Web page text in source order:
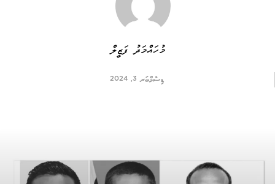
މުހައްމަދު ފަޒީލް
ޑިސެމްބަރ 3, 2024